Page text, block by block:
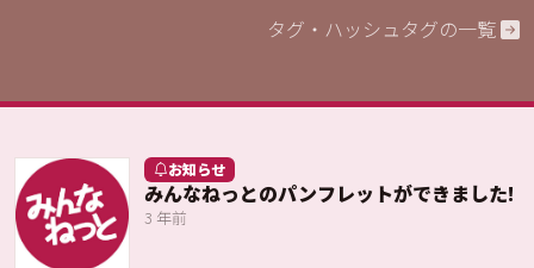
タグ・ハッシュタグの一覧
お知らせ
みんなねっとのパンフレットができました!
3 年前